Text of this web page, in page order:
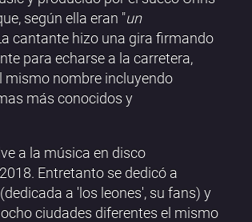
según ella eran "un
cantante hizo una gira firmando
para echarse a la carretera,
mismo nombre incluyendo
más conocidos y
a la música en disco
Entretanto se dedicó a
a 'los leones', su fans) y
ciudades diferentes el mismo